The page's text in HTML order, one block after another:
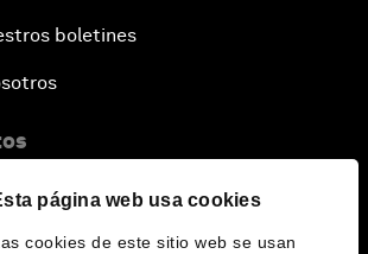
página web usa cookies
cookies de este sitio web se usan
boletines
el Foro